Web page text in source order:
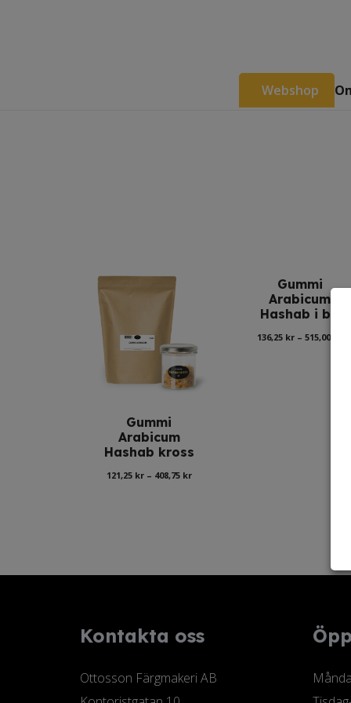
Webshop
Gummi
Arabicum
Hashab kross
121,25 kr – 408,75 krPrisintervall:
Gummi
Arabicum
Hashab i bit
136,25 kr – 515,00
Kontakta oss
Ottosson Färgmakeri AB